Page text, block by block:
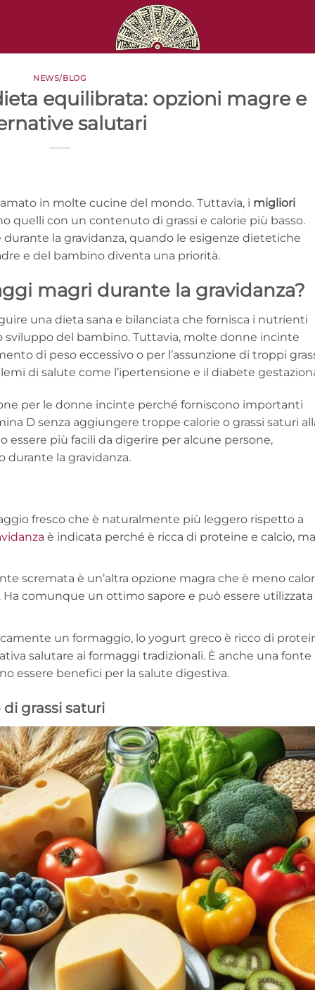
NEWS/BLOG
equilibrata: opzioni magre e
salutari
in molte cucine del mondo. Tuttavia, i migliori
quelli con un contenuto di grassi e calorie più basso.
la gravidanza, quando le esigenze dietetiche
e del bambino diventa una priorità.
magri durante la gravidanza?
una dieta sana e bilanciata che fornisca i nutrienti
sviluppo del bambino. Tuttavia, molte donne incinte
di peso eccessivo o per l’assunzione di troppi
di salute come l’ipertensione e il diabete
per le donne incinte perché forniscono importanti
D senza aggiungere troppe calorie o grassi saturi
essere più facili da digerire per alcune persone,
durante la gravidanza.
fresco che è naturalmente più leggero rispetto a
è indicata perché è ricca di proteine e calcio, ma
scremata è un’altra opzione magra che è meno
Ha comunque un ottimo sapore e può essere
un formaggio, lo yogurt greco è ricco di
salutare ai formaggi tradizionali. È anche una fonte
essere benefici per la salute digestiva.
grassi saturi